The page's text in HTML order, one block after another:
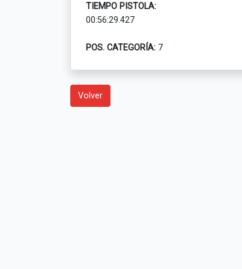
TIEMPO PISTOLA:
00:56:29.427
POS. CATEGORÍA: 7
Volver